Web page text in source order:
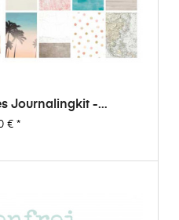
Journalingkit -
€*